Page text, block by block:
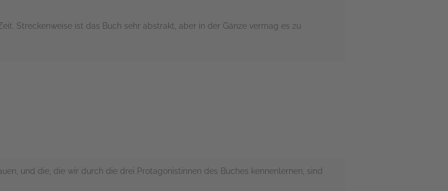
Streckenweise ist das Buch sehr abstrakt, aber in der Gänze vermag es zu
und die, die wir durch die drei Protagonistinnen des Buches kennenlernen, sind